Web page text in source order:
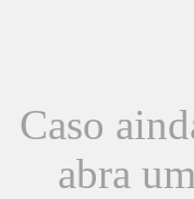
Caso
abra